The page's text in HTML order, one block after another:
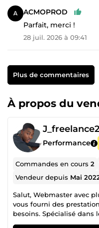
ACMOPROD
Parfait, merci !
28 juil. 2026 à 09:41
Plus de commentaires
À propos du
Performance
Commandes en cours2
Vendeur depuis Mai
Salut, Webmaster avec
vous fourni des
besoins. Spécialisé dans
accompagne dans la